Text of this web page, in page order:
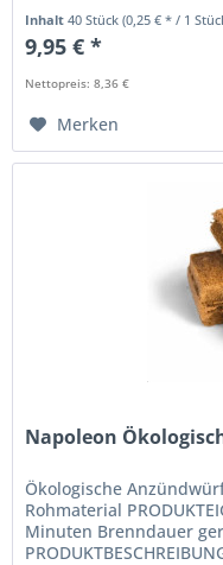
Inhalt40 Stück(0,25 € * / 1
9,95 € *
Nettopreis: 8,36 €
Merken
Napoleon
Ökologische
Rohmaterial
Minuten Brenndauer